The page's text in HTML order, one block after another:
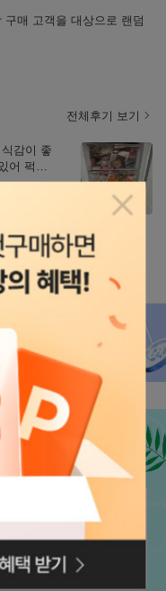
매 고객을 대상으로 랜덤
감이 좋
어 퍽퍽
에도 부담
으로도
게 추천
과 편의
전체후기 보기
11,321 Q&A
팝업닫